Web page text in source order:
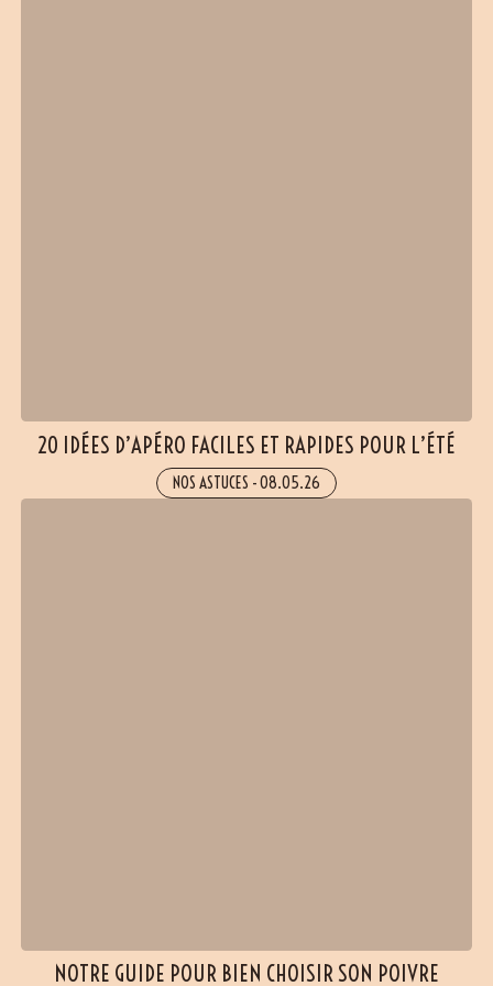
20 IDÉES D’APÉRO FACILES ET RAPIDES POUR L’ÉTÉ
NOS ASTUCES -08.05.26
NOTRE GUIDE POUR BIEN CHOISIR SON POIVRE